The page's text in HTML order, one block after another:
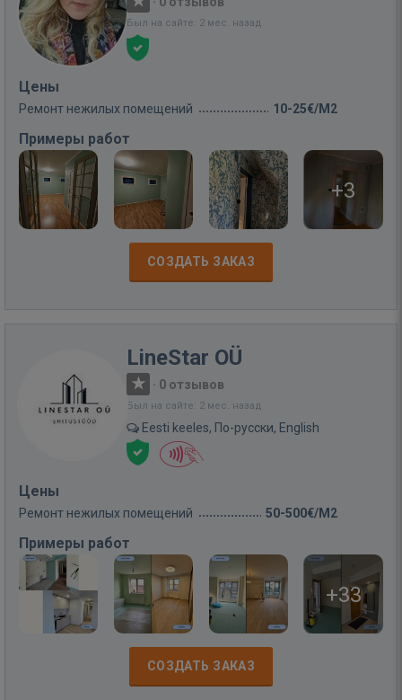
Был на сайте: 2 мес. назад
Цены
Ремонт нежилых помещений 10-25€/M2
Примеры работ
+3
СОЗДАТЬ ЗАКАЗ
LineStar OÜ
· 0 отзывов
Был на сайте: 2 мес. назад
Eesti keeles, По-русски, English
Цены
Ремонт нежилых помещений 50-500€/M2
Примеры работ
+33
СОЗДАТЬ ЗАКАЗ